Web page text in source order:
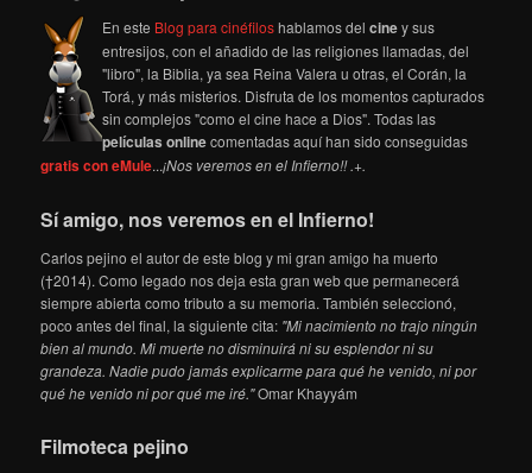
En este Blog para cinéfiloshablamos delciney sus
entresijos, con el añadido de las religiones llamadas, del
"libro", la Biblia, ya sea Reina Valera u otras, el Corán, la
Torá, y más misterios. Disfruta de los momentos capturados
sin complejos "como el cine hace a Dios". Todas las
películas onlinecomentadas aquí han sido conseguidas
gratis con eMule...¡Nos veremos en el Infierno!! .+.
Sí amigo, nos veremos en el Infierno!
Carlos pejino el autor de este blog y mi gran amigo ha muerto
(†2014). Como legado nos deja esta gran web que permanecerá
siempre abierta como tributo a su memoria. También seleccionó,
poco antes del final, la siguiente cita: "Mi nacimiento no trajo ningún
bien al mundo. Mi muerte no disminuirá ni su esplendor ni su
grandeza. Nadie pudo jamás explicarme para qué he venido, ni por
qué he venido ni por qué me iré."Omar Khayyám
Filmoteca pejino